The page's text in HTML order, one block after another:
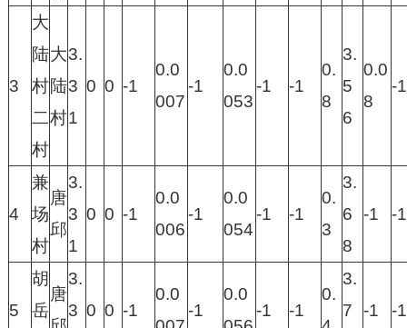
3
大
陆
村
二
村
大
陆
村
3.
3
1
0 0 -1
0.0
007
-1
0.0
053
-1 -1
0.
8
3.
5
6
0.0
8
-1
4
兼
场
村
唐
邱
3.
3
1
0 0 -1
0.0
006
-1
0.0
054
-1 -1
0.
3
3.
6
8
-1 -1
5
胡
岳
唐
3.
3 0 0 -1
0.0
-1
0.0
-1 -1
0.
3.
7
-1 -1